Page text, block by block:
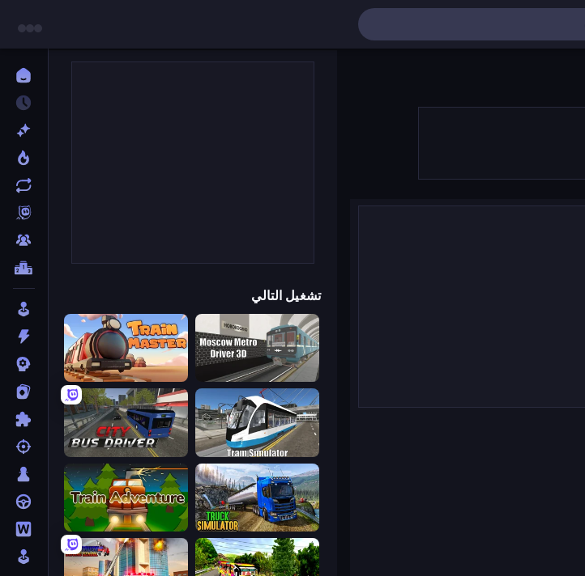
تشغيل التالي
Moscow Metro Driver 3D
Train Master
Tram Simulator
City Bus Driver
Truck Driving Simulator Game
Train Adventure